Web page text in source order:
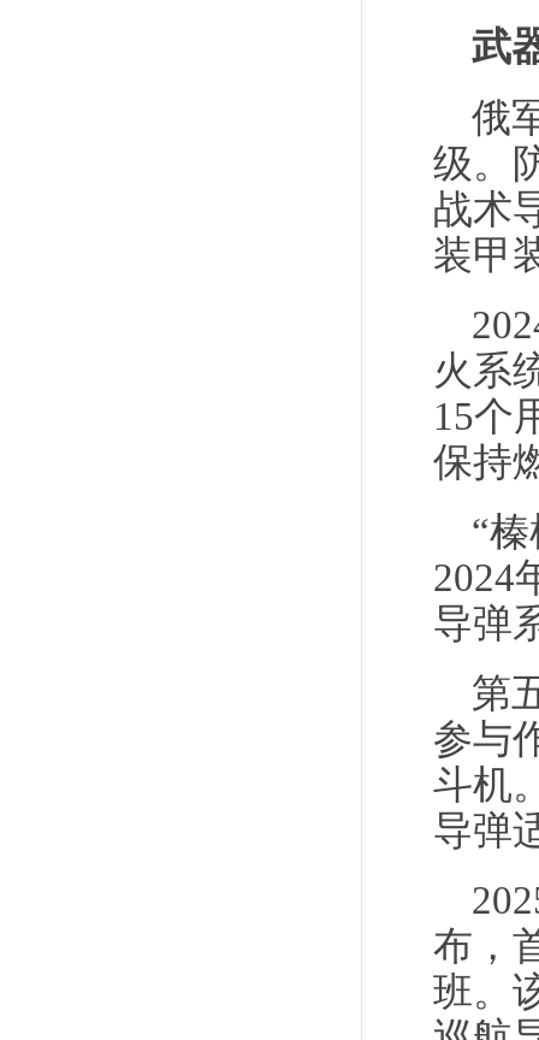
武
俄
级。
战术
装甲
火系
15个
保持
“
2024
导弹
第
参与
斗机
导弹
布，
班。